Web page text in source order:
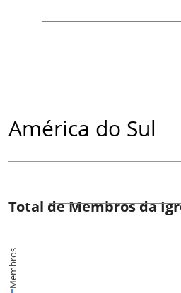
América do Sul
Total de Membros da
Membros